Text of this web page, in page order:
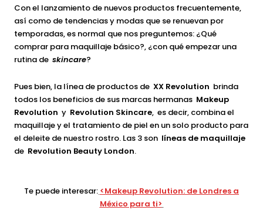
Con el lanzamiento de nuevos productos frecuentemente,
así como de tendencias y modas que se renuevan por
temporadas, es normal que nos preguntemos: ¿Qué
comprar para maquillaje básico?, ¿con qué empezar una
rutina de skincare?
Pues bien, la línea de productos de XX Revolution brinda
todos los beneficios de sus marcas hermanas Makeup
Revolution y Revolution Skincare, es decir, combina el
maquillaje y el tratamiento de piel en un solo producto para
el deleite de nuestro rostro. Las 3 son líneas de maquillaje
de Revolution Beauty London.
Te puede interesar: <Makeup Revolution: de Londres a
México para ti>